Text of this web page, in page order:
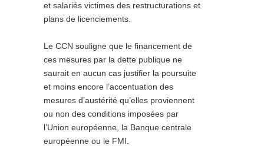
et salariés victimes des restructurations et
plans de licenciements.
Le CCN souligne que le financement de
ces mesures par la dette publique ne
saurait en aucun cas justifier la poursuite
et moins encore l’accentuation des
mesures d’austérité qu’elles proviennent
ou non des conditions imposées par
l’Union européenne, la Banque centrale
européenne ou le FMI.